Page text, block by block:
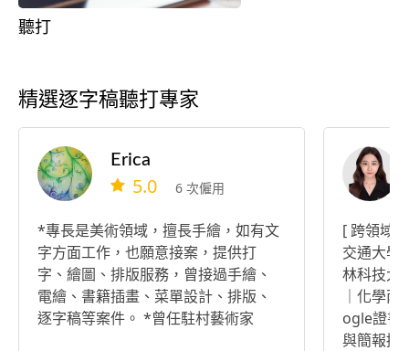
聽打
精選逐字稿聽打專家
Erica
5.0 6 次僱用
*專長是美術領域，擅長手繪，如有文
字方面工作，也願意接案，提供打
字、繪圖、排版服務，曾接過手繪、
電繪、書籍插畫、菜單設計、排版、
逐字稿等案件。 *曾任駐村藝術家
[ 跨領域的專業
交通大學 生物
林科技大學
｜化學
ogle證書｜專案
與簡報撰